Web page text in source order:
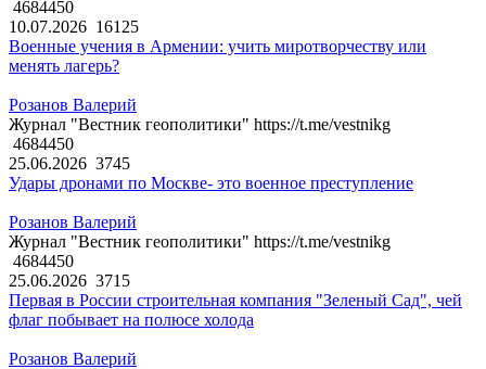
4684450
10.07.2026 16125
Военные учения в Армении: учить миротворчеству или
менять лагерь?
Розанов Валерий
Журнал "Вестник геополитики" https://t.me/vestnikg
4684450
25.06.2026 3745
Удары дронами по Москве- это военное преступление
Розанов Валерий
Журнал "Вестник геополитики" https://t.me/vestnikg
4684450
25.06.2026 3715
Первая в России строительная компания "Зеленый Сад", чей
флаг побывает на полюсе холода
Розанов Валерий